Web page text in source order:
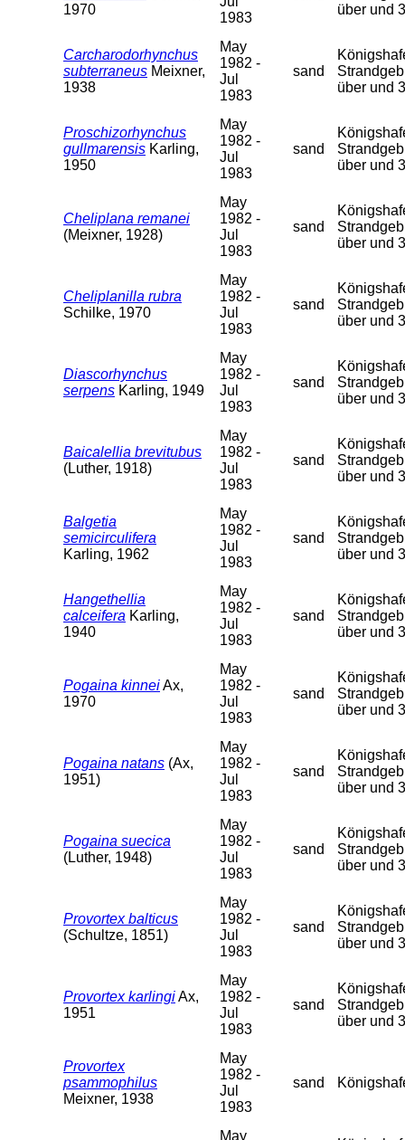
1970
1983
über und
Carcharodorhynchus
subterraneus Meixner,
1938
May
1982 -
Jul
1983
sand
über und
Proschizorhynchus
gullmarensis Karling,
1950
May
1982 -
Jul
1983
sand
über und
Cheliplana remanei
(Meixner, 1928)
May
1982 -
Jul
1983
sand
über und
Cheliplanilla rubra
Schilke, 1970
May
1982 -
Jul
1983
sand
über und
Diascorhynchus
serpens Karling, 1949
May
1982 -
Jul
1983
sand
über und
Baicalellia brevitubus
(Luther, 1918)
May
1982 -
Jul
1983
sand
über und
Balgetia
semicirculifera
Karling, 1962
May
1982 -
Jul
1983
sand
über und
Hangethellia
calceifera Karling,
1940
May
1982 -
Jul
1983
sand
über und
Pogaina kinneiAx,
1970
May
1982 -
Jul
1983
sand
über und
Pogaina natans (Ax,
1951)
May
1982 -
Jul
1983
sand
über und
Pogaina suecica
(Luther, 1948)
May
1982 -
Jul
1983
sand
über und
Provortex balticus
(Schultze, 1851)
May
1982 -
Jul
1983
sand
über und
Provortex karlingiAx,
1951
May
1982 -
Jul
1983
sand
über und
Provortex
psammophilus
Meixner, 1938
May
1982 -
Jul
1983
sand
May